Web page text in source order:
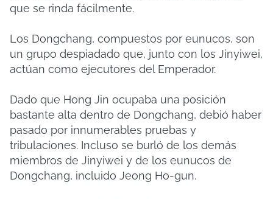
que se rinda fácilmente.
Los Dongchang, compuestos por eunucos, son
un grupo despiadado que, junto con los Jinyiwei,
actúan como ejecutores del Emperador.
Dado que Hong Jin ocupaba una posición
bastante alta dentro de Dongchang, debió haber
pasado por innumerables pruebas y
tribulaciones. Incluso se burló de los demás
miembros de Jinyiwei y de los eunucos de
Dongchang, incluido Jeong Ho-gun.